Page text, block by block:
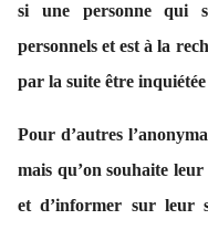
si une personne qui
personnels et est à la
par la suite être
Pour d’autres
mais qu’on souhaite
et d’informer sur leur